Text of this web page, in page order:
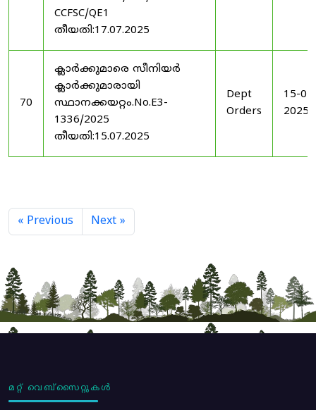
CCFSC/QE1
തീയതി:17.07.2025
70
ക്ലാർക്കുമാരെ സീനിയർ
ക്ലാർക്കുമാരായി
സ്ഥാനക്കയറ്റം.No.E3-
1336/2025
തീയതി:15.07.2025
Dept
Orders
15-
2025
« Previous Next »
മറ്റ് വെബ്സൈറ്റുകൾ